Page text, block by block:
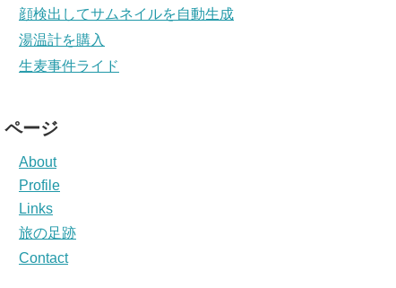
顔検出してサムネイルを自動生成
湯温計を購入
生麦事件ライド
ページ
About
Profile
Links
旅の足跡
Contact